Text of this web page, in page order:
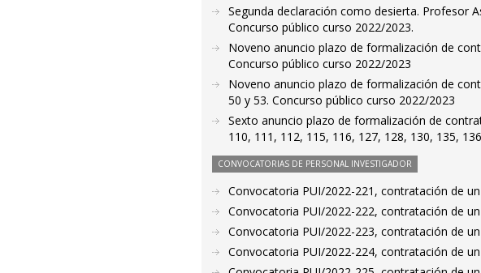
Segunda declaración como desierta. Profesor
Concurso público curso 2022/2023.
Noveno anuncio plazo de formalización de
Concurso público curso 2022/2023
Noveno anuncio plazo de formalización de
50 y 53. Concurso público curso 2022/2023
Sexto anuncio plazo de formalización de
110, 111, 112, 115, 116, 127, 128, 130, 135,
CONVOCATORIAS DE PERSONAL INVESTIGADOR
Convocatoria PUI/2022-221, contratación de
Convocatoria PUI/2022-222, contratación de
Convocatoria PUI/2022-223, contratación de
Convocatoria PUI/2022-224, contratación de